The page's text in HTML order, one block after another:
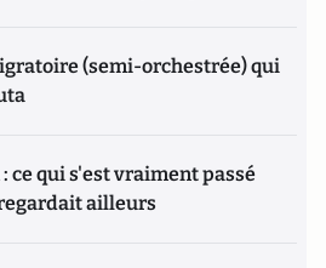
(semi-orchestrée) qui
ce qui s'est vraiment passé
ailleurs